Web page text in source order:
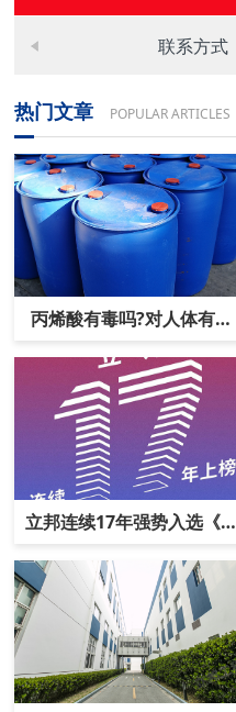
联系方式
热门文章 POPULAR ARTICLES
丙烯酸有毒吗?对人体有害
吗?
立邦连续17年强势入选《亚
洲品牌500强